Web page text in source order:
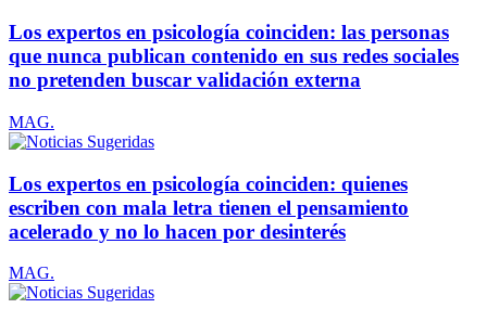
Los expertos en psicología coinciden: las personas
que nunca publican contenido en sus redes sociales
no pretenden buscar validación externa
MAG.
Los expertos en psicología coinciden: quienes
escriben con mala letra tienen el pensamiento
acelerado y no lo hacen por desinterés
MAG.